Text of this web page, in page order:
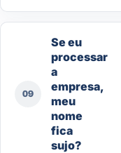
09
Se eu
processar
a
empresa,
meu
nome
fica
sujo?